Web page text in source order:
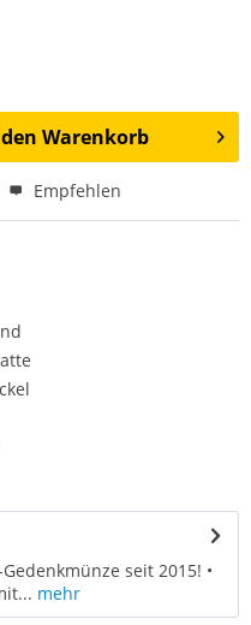
Warenkorb
Empfehlen
seit 2015! •
mehr